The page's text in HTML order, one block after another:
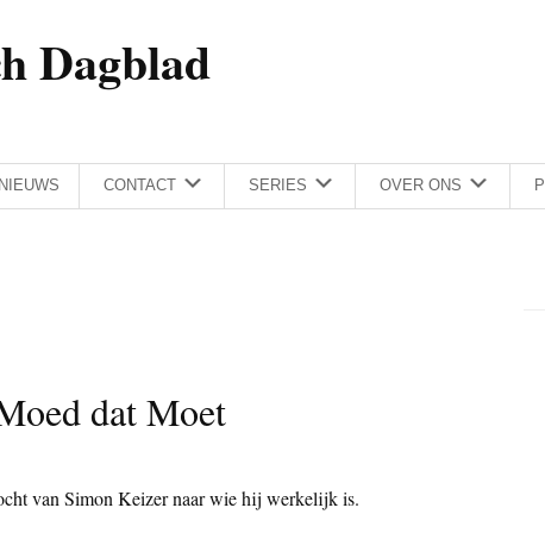
Dagblad
NIEUWS CONTACT SERIES OVER ONS
dat Moet
van Simon Keizer naar wie hij werkelijk is.